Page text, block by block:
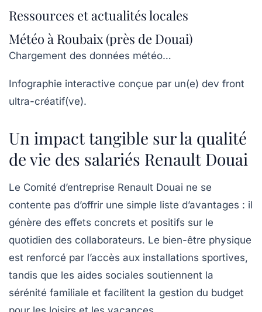
Ressources et actualités locales
Météo à Roubaix (près de Douai)
Chargement des données météo…
Infographie interactive conçue par un(e) dev front
ultra-créatif(ve).
Un impact tangible sur la qualité
de vie des salariés Renault Douai
Le Comité d’entreprise Renault Douai ne se
contente pas d’offrir une simple liste d’avantages : il
génère des effets concrets et positifs sur le
quotidien des collaborateurs. Le bien-être physique
est renforcé par l’accès aux installations sportives,
tandis que les aides sociales soutiennent la
sérénité familiale et facilitent la gestion du budget